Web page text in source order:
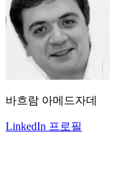
바흐람 아메드자데
LinkedIn 프로필